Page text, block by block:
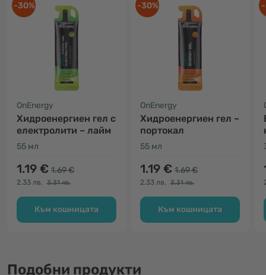
-30%
OnEnergy
Хидроенергиен гел с
електролити – лайм
55 мл
1.19 € 1.69 €
2.33 лв. 3.31 лв.
Към кошницата
-30%
OnEnergy
Хидроенергиен гел –
портокал
55 мл
1.19 € 1.69 €
2.33 лв. 3.31 лв.
Към кошницата
Подобни продукти